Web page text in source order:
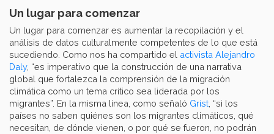
Un lugar para comenzar
Un lugar para comenzar es aumentar la recopilación y el
análisis de datos culturalmente competentes de lo que está
sucediendo. Como nos ha compartido el activista Alejandro
Daly, “es imperativo que la construcción de una narrativa
global que fortalezca la comprensión de la migración
climática como un tema crítico sea liderada por los
migrantes”. En la misma línea, como señaló Grist , “si los
países no saben quiénes son los migrantes climáticos, qué
necesitan, de dónde vienen, o por qué se fueron, no podrán